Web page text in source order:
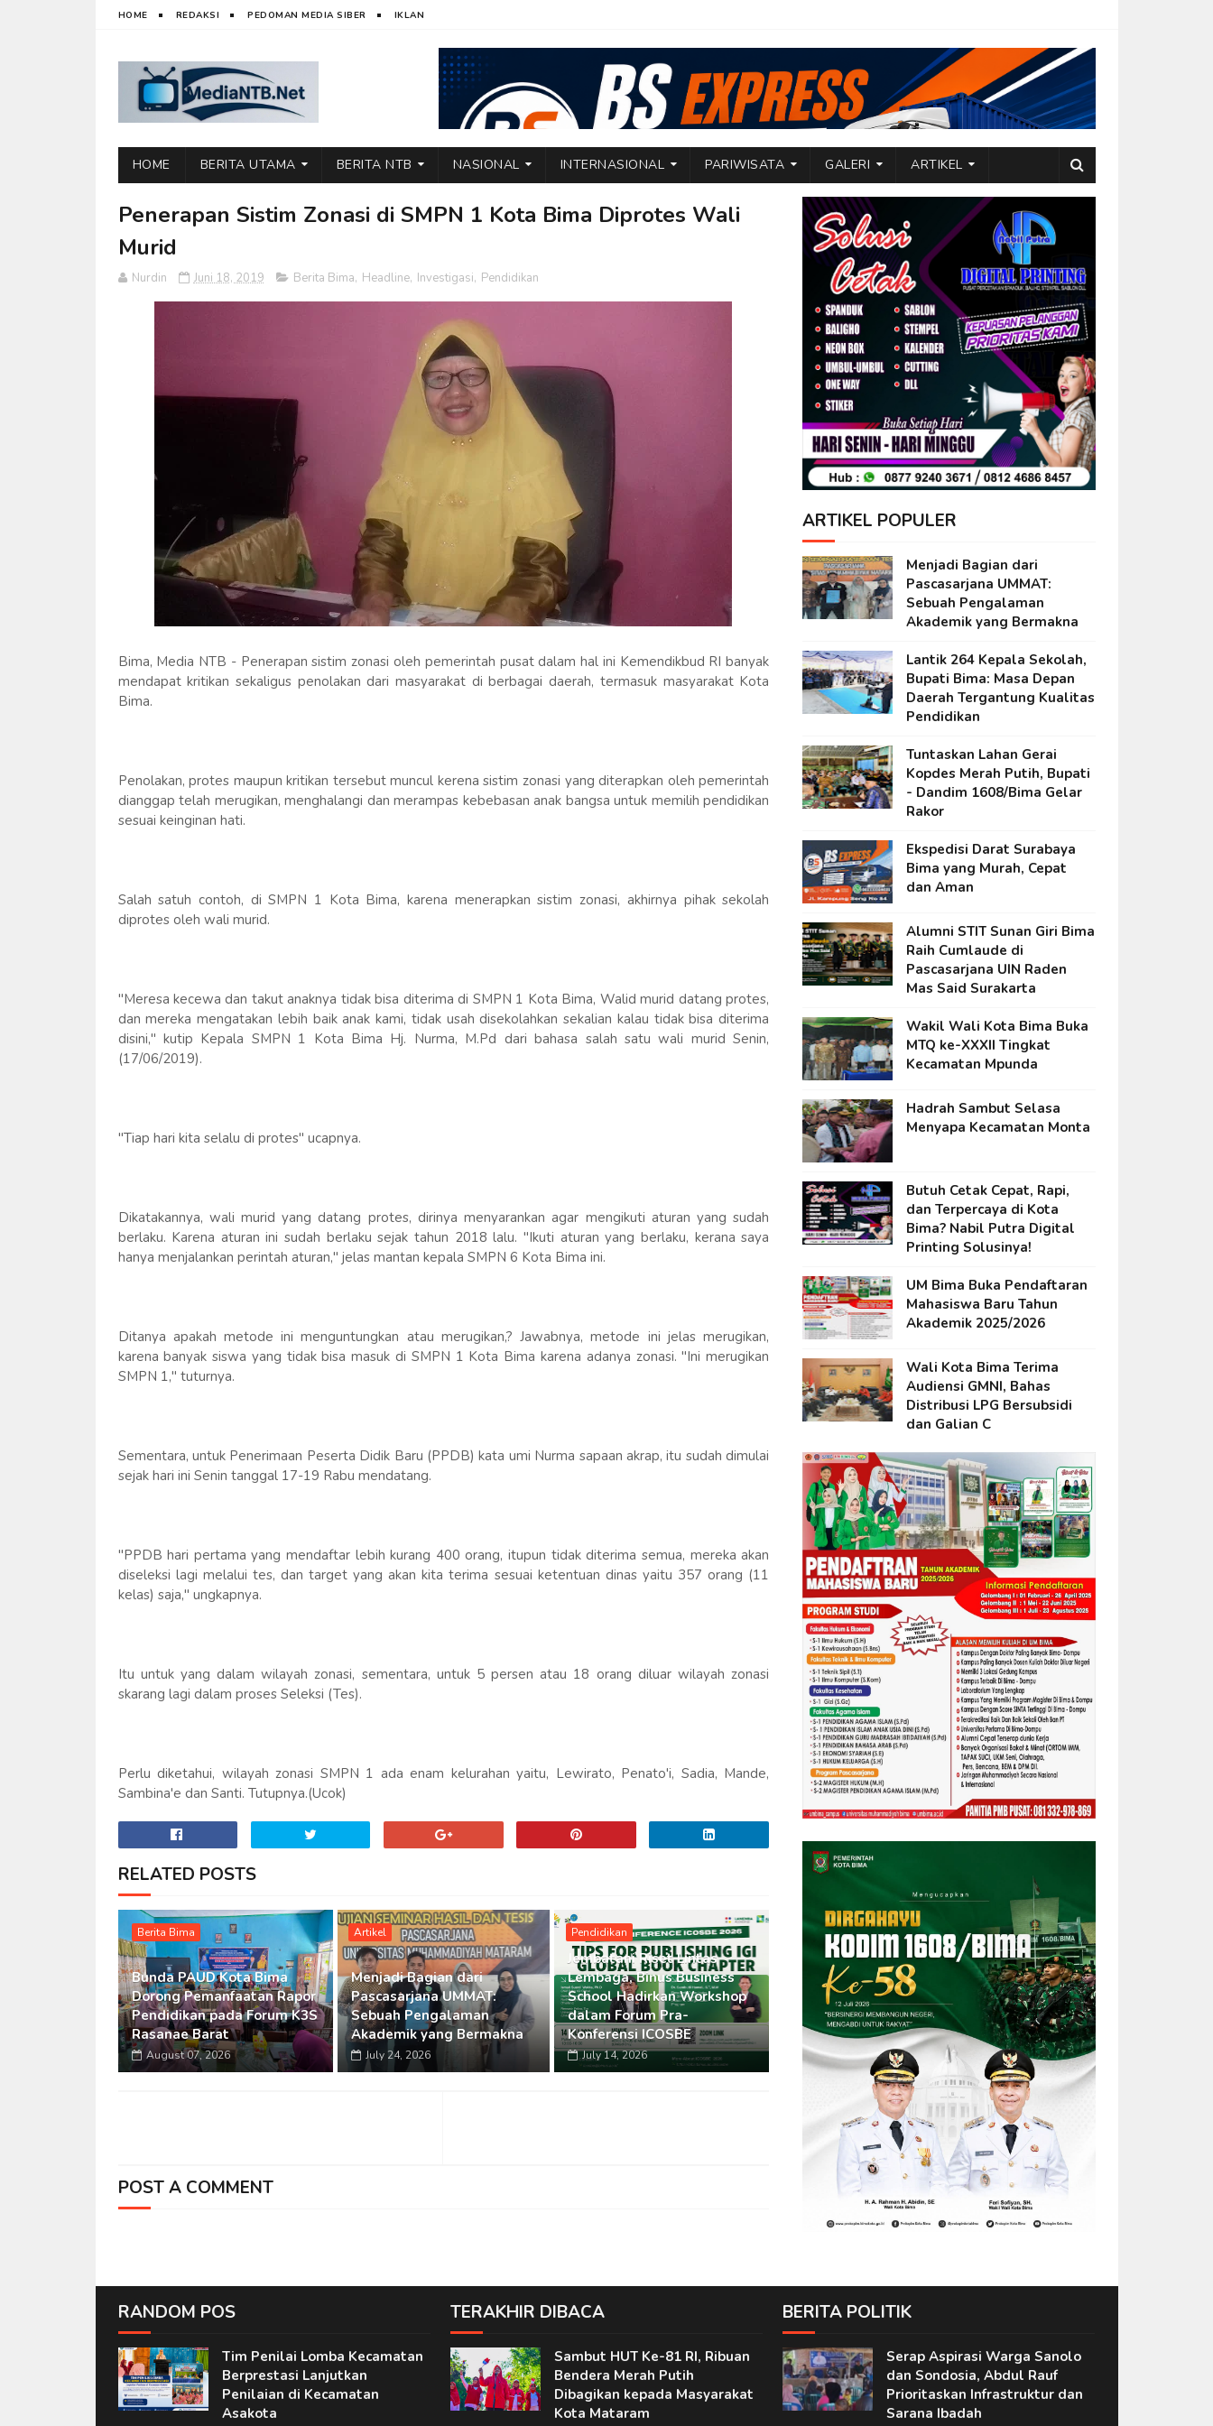
HOME REDAKSI PEDOMAN MEDIA SIBER IKLAN
HOME BERITA UTAMA BERITA NTB NASIONAL INTERNASIONAL PARIWISATA GALERI ARTIKEL
Penerapan Sistim Zonasi di SMPN 1 Kota Bima Diprotes Wali
Murid
Nurdin Juni 18, 2019 Berita Bima, Headline, Investigasi, Pendidikan
Bima, Media NTB - Penerapan sistim zonasi oleh pemerintah pusat dalam hal ini Kemendikbud RI banyak
mendapat kritikan sekaligus penolakan dari masyarakat di berbagai daerah, termasuk masyarakat Kota
Bima.
Penolakan, protes maupun kritikan tersebut muncul kerena sistim zonasi yang diterapkan oleh pemerintah
dianggap telah merugikan, menghalangi dan merampas kebebasan anak bangsa untuk memilih pendidikan
sesuai keinginan hati.
Salah satuh contoh, di SMPN 1 Kota Bima, karena menerapkan sistim zonasi, akhirnya pihak sekolah
diprotes oleh wali murid.
"Meresa kecewa dan takut anaknya tidak bisa diterima di SMPN 1 Kota Bima, Walid murid datang protes,
dan mereka mengatakan lebih baik anak kami, tidak usah disekolahkan sekalian kalau tidak bisa diterima
disini," kutip Kepala SMPN 1 Kota Bima Hj. Nurma, M.Pd dari bahasa salah satu wali murid Senin,
(17/06/2019).
"Tiap hari kita selalu di protes" ucapnya.
Dikatakannya, wali murid yang datang protes, dirinya menyarankan agar mengikuti aturan yang sudah
berlaku. Karena aturan ini sudah berlaku sejak tahun 2018 lalu. "Ikuti aturan yang berlaku, kerana saya
hanya menjalankan perintah aturan," jelas mantan kepala SMPN 6 Kota Bima ini.
Ditanya apakah metode ini menguntungkan atau merugikan,? Jawabnya, metode ini jelas merugikan,
karena banyak siswa yang tidak bisa masuk di SMPN 1 Kota Bima karena adanya zonasi. "Ini merugikan
SMPN 1," tuturnya.
Sementara, untuk Penerimaan Peserta Didik Baru (PPDB) kata umi Nurma sapaan akrap, itu sudah dimulai
sejak hari ini Senin tanggal 17-19 Rabu mendatang.
"PPDB hari pertama yang mendaftar lebih kurang 400 orang, itupun tidak diterima semua, mereka akan
diseleksi lagi melalui tes, dan target yang akan kita terima sesuai ketentuan dinas yaitu 357 orang (11
kelas) saja," ungkapnya.
Itu untuk yang dalam wilayah zonasi, sementara, untuk 5 persen atau 18 orang diluar wilayah zonasi
skarang lagi dalam proses Seleksi (Tes).
Perlu diketahui, wilayah zonasi SMPN 1 ada enam kelurahan yaitu, Lewirato, Penato'i, Sadia, Mande,
Sambina'e dan Santi. Tutupnya.(Ucok)
RELATED POSTS
Berita Bima
Bunda PAUD Kota Bima
Dorong Pemanfaatan Rapor
Pendidikan pada Forum K3S
Rasanae Barat
August 07, 2026
Artikel
Menjadi Bagian dari
Pascasarjana UMMAT:
Sebuah Pengalaman
Akademik yang Bermakna
July 24, 2026
Pendidikan
Jembatani Riset Lintas
Lembaga, Binus Business
School Hadirkan Workshop
dalam Forum Pra-
Konferensi ICOSBE
July 14, 2026
POST A COMMENT
ARTIKEL POPULER
Menjadi Bagian dari
Pascasarjana UMMAT:
Sebuah Pengalaman
Akademik yang Bermakna
Lantik 264 Kepala Sekolah,
Bupati Bima: Masa Depan
Daerah Tergantung Kualitas
Pendidikan
Tuntaskan Lahan Gerai
Kopdes Merah Putih, Bupati
- Dandim 1608/Bima Gelar
Rakor
Ekspedisi Darat Surabaya
Bima yang Murah, Cepat
dan Aman
Alumni STIT Sunan Giri Bima
Raih Cumlaude di
Pascasarjana UIN Raden
Mas Said Surakarta
Wakil Wali Kota Bima Buka
MTQ ke-XXXII Tingkat
Kecamatan Mpunda
Hadrah Sambut Selasa
Menyapa Kecamatan Monta
Butuh Cetak Cepat, Rapi,
dan Terpercaya di Kota
Bima? Nabil Putra Digital
Printing Solusinya!
UM Bima Buka Pendaftaran
Mahasiswa Baru Tahun
Akademik 2025/2026
Wali Kota Bima Terima
Audiensi GMNI, Bahas
Distribusi LPG Bersubsidi
dan Galian C
RANDOM POS
Tim Penilai Lomba Kecamatan
Berprestasi Lanjutkan
Penilaian di Kecamatan
Asakota
TERAKHIR DIBACA
Sambut HUT Ke-81 RI, Ribuan
Bendera Merah Putih
Dibagikan kepada Masyarakat
Kota Mataram
BERITA POLITIK
Serap Aspirasi Warga Sanolo
dan Sondosia, Abdul Rauf
Prioritaskan Infrastruktur dan
Sarana Ibadah